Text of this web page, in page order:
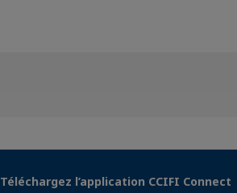
Téléchargez l’application CCIFI Connect